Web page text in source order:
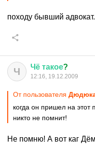
походу бывший
Ч Чё такое?
12:16, 19.12.2009
От пользователя
когда он пришел на этот
никто не помнит!
Не помню! А вот каг